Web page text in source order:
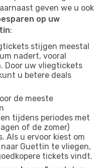
geven we u ook
op uw
:
stijgen meestal
nadert, vooral
Door uw vliegtickets
u betere deals
de meeste
tijdens periodes met
of de zomer)
Als u ervoor kiest om
Guettin te vliegen,
tickets vindt.